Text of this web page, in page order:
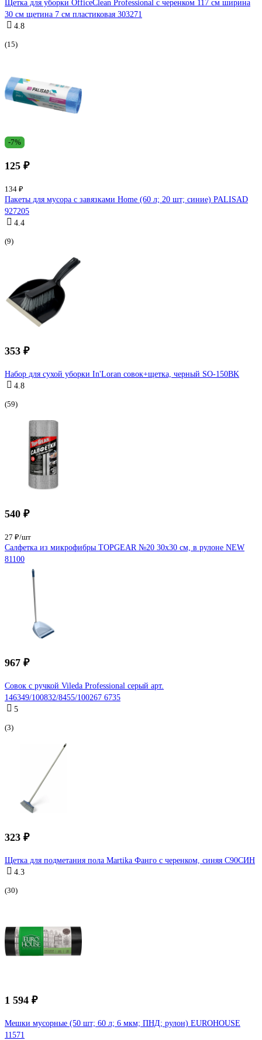
Щетка для уборки OfficeClean Professional с черенком 117 см ширина
30 см щетина 7 см пластиковая 303271
4.8
(15)
-7%
125 ₽
134 ₽
Пакеты для мусора с завязками Home (60 л; 20 шт; синие) PALISAD
927205
4.4
(9)
353 ₽
Набор для сухой уборки In'Loran совок+щетка, черный SO-150BK
4.8
(59)
540 ₽
27 ₽/шт
Салфетка из микрофибры TOPGEAR №20 30x30 см, в рулоне NEW
81100
967 ₽
Совок с ручкой Vileda Professional серый арт.
146349/100832/8455/100267 6735
5
(3)
323 ₽
Щетка для подметания пола Martika Фанго с черенком, синяя С90СИН
4.3
(30)
1 594 ₽
Мешки мусорные (50 шт; 60 л; 6 мкм; ПНД; рулон) EUROHOUSE
11571